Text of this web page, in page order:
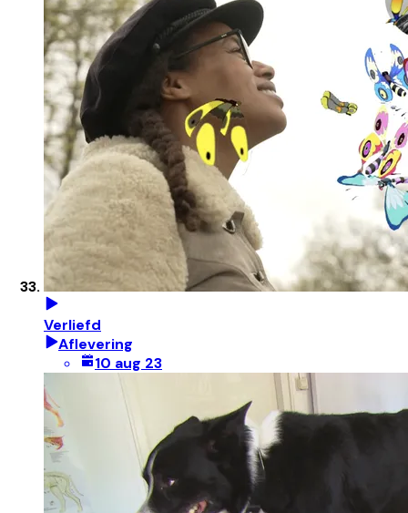
Verliefd
Aflevering
10 aug 23